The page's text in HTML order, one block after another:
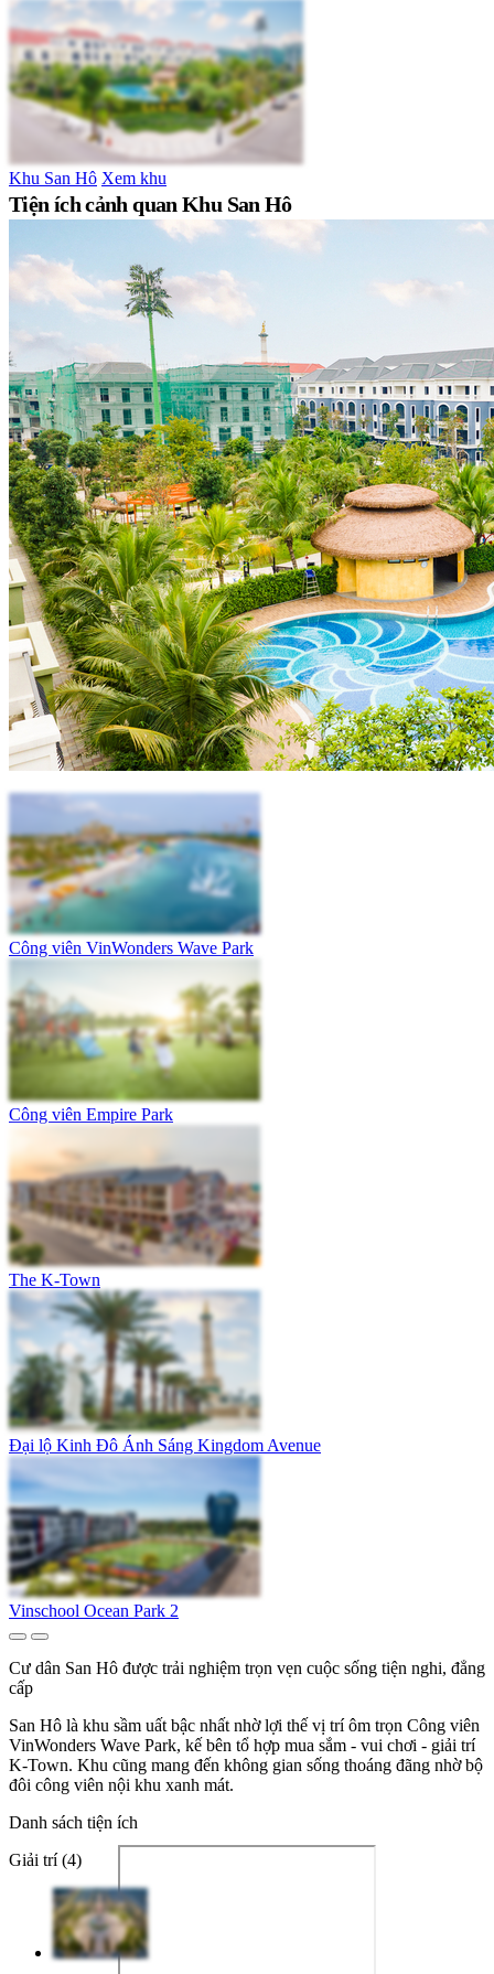
Khu San Hô Xem khu
Tiện ích cảnh quan Khu San Hô
Công viên VinWonders Wave Park
Công viên Empire Park
The K-Town
Đại lộ Kinh Đô Ánh Sáng Kingdom Avenue
Vinschool Ocean Park 2
Cư dân San Hô được trải nghiệm trọn vẹn cuộc sống tiện nghi, đẳng
cấp
San Hô là khu sầm uất bậc nhất nhờ lợi thế vị trí ôm trọn Công viên
VinWonders Wave Park, kế bên tổ hợp mua sắm - vui chơi - giải trí
K-Town. Khu cũng mang đến không gian sống thoáng đãng nhờ bộ
đôi công viên nội khu xanh mát.
Danh sách tiện ích
Giải trí (4)